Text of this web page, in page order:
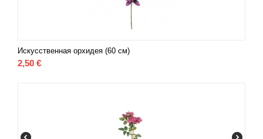
Искусственная орхидея (60 см)
2,50 €